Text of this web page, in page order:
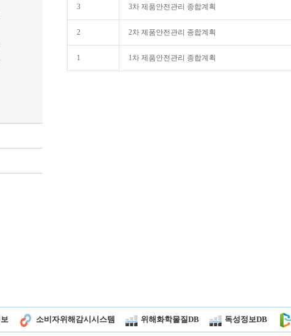
3 3차 제품안전관리 종합계획
2 2차 제품안전관리 종합계획
1 1차 제품안전관리 종합계획
소비자위해감시시스템 위해화학물질DB 독성정보DB